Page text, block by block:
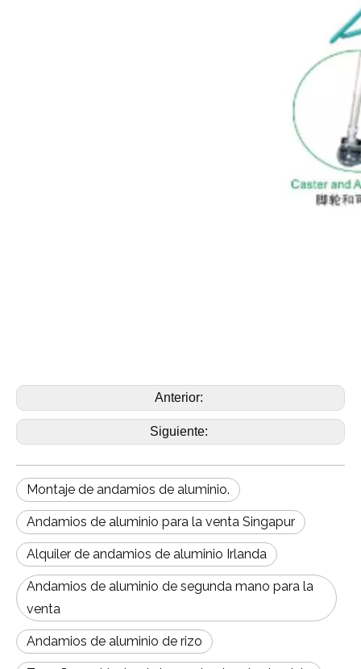
Anterior:
Siguiente:
Montaje de andamios de aluminio.
Andamios de aluminio para la venta Singapur
Alquiler de andamios de aluminio Irlanda
Andamios de aluminio de segunda mano para la
venta
Andamios de aluminio de rizo